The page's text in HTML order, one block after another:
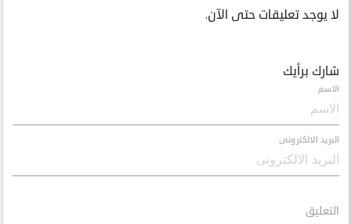
لا يوجد تعليقات حتى الآن.
شارك برأيك
الاسم
البريد الالكترونى
التعليق